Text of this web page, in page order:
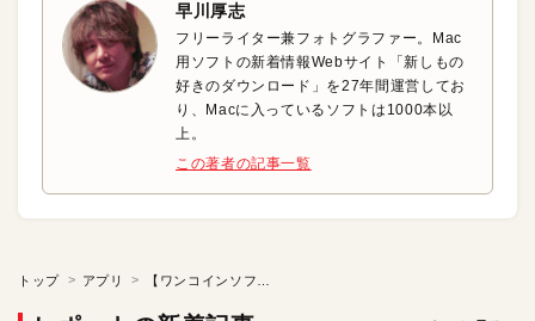
早川厚志
フリーライター兼フォトグラファー。Mac
用ソフトの新着情報Webサイト「新しもの
好きのダウンロード」を27年間運営してお
り、Macに入っているソフトは1000本以
上。
この著者の記事一覧
トップ アプリ